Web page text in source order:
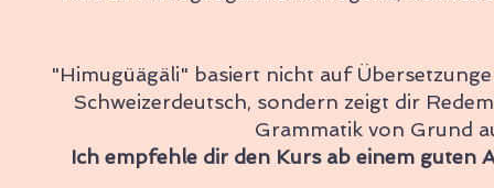
"Himugüägäli" basiert nicht auf
Schweizerdeutsch, sondern zeigt dir
Grammatik von Grund
Ich empfehle dir den Kurs ab einem guten